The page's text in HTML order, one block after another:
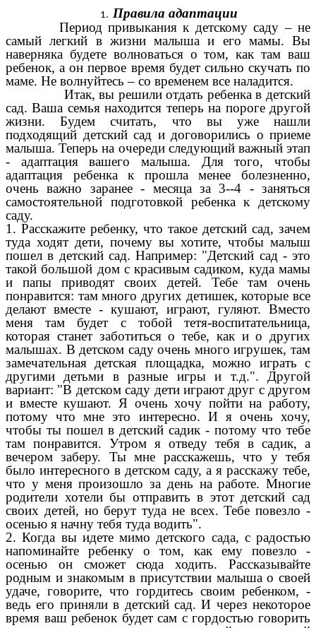
Правила адаптации
Период привыкания к детскому саду – не
самый легкий в жизни малыша и его мамы. Вы
наверняка будете волноваться о том, как там ваш
ребенок, а он первое время будет сильно скучать по
маме. Не волнуйтесь – со временем все наладится.
Итак, вы решили отдать ребенка в детский
сад. Ваша семья находится теперь на пороге другой
жизни. Будем считать, что вы уже нашли
подходящий детский сад и договорились о приеме
малыша. Теперь на очереди следующий важный этап
- адаптация вашего малыша. Для того, чтобы
адаптация ребенка к прошла менее болезненно,
очень важно заранее - месяца за 3--4 - заняться
самостоятельной подготовкой ребенка к детскому
саду.
1. Расскажите ребенку, что такое детский сад, зачем
туда ходят дети, почему вы хотите, чтобы малыш
пошел в детский сад. Например: "Детский сад - это
такой большой дом с красивым садиком, куда мамы
и папы приводят своих детей. Тебе там очень
понравится: там много других детишек, которые все
делают вместе - кушают, играют, гуляют. Вместо
меня там будет с тобой тетя-воспитательница,
которая станет заботиться о тебе, как и о других
малышах. В детском саду очень много игрушек, там
замечательная детская площадка, можно играть с
другими детьми в разные игры и т.д.". Другой
вариант: "В детском саду дети играют друг с другом
и вместе кушают. Я очень хочу пойти на работу,
потому что мне это интересно. И я очень хочу,
чтобы ты пошел в детский садик - потому что тебе
там понравится. Утром я отведу тебя в садик, а
вечером заберу. Ты мне расскажешь, что у тебя
было интересного в детском саду, а я расскажу тебе,
что у меня произошло за день на работе. Многие
родители хотели бы отправить в этот детский сад
своих детей, но берут туда не всех. Тебе повезло -
осенью я начну тебя туда водить".
2. Когда вы идете мимо детского сада, с радостью
напоминайте ребенку о том, как ему повезло -
осенью он сможет сюда ходить. Рассказывайте
родным и знакомым в присутствии малыша о своей
удаче, говорите, что гордитесь своим ребенком, -
ведь его приняли в детский сад. И через некоторое
время ваш ребенок будет сам с гордостью говорить